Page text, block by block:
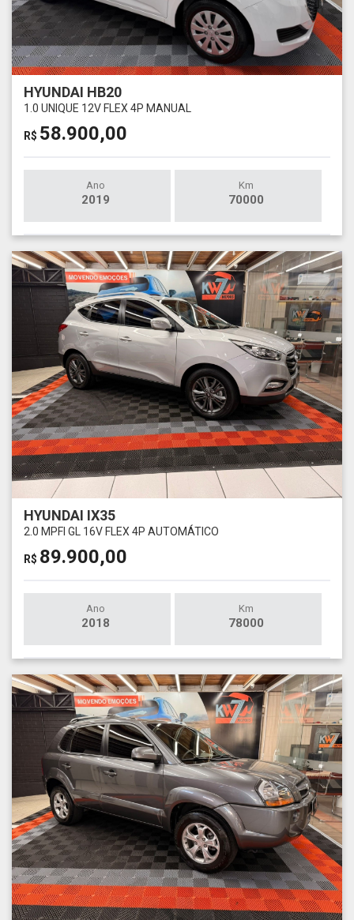
HYUNDAI HB20
1.0 UNIQUE 12V FLEX 4P MANUAL
R$ 58.900,00
Ano
2019
Km
70000
HYUNDAI IX35
2.0 MPFI GL 16V FLEX 4P AUTOMÁTICO
R$ 89.900,00
Ano
2018
Km
78000